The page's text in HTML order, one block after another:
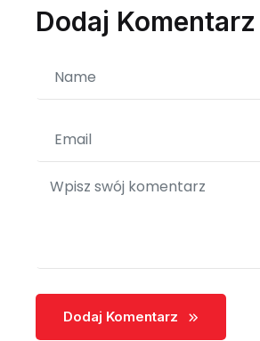
Dodaj Komentarz
Dodaj Komentarz